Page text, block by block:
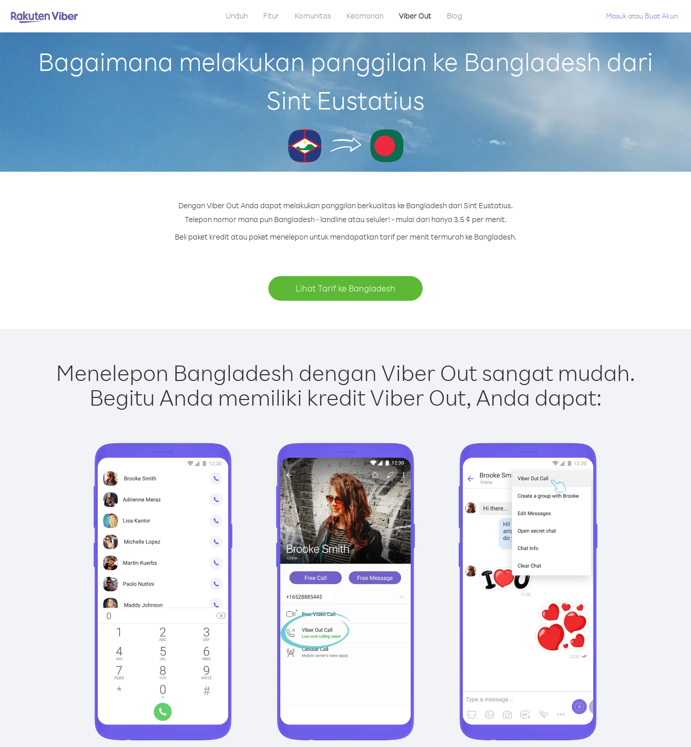
Unduh Fitur Komunitas Keamanan Viber Out Blog Masuk atau Buat Akun
Bagaimana melakukan panggilan ke Bangladesh dari
Sint Eustatius
Dengan Viber Out Anda dapat melakukan panggilan berkualitas ke Bangladesh dari Sint Eustatius.
Telepon nomor mana pun Bangladesh - landline atau seluler! - mulai dari hanya 3.5 ¢ per menit.
Beli paket kredit atau paket menelepon untuk mendapatkan tarif per menit termurah ke Bangladesh.
Lihat Tarif ke Bangladesh
Menelepon Bangladesh dengan Viber Out sangat mudah.
Begitu Anda memiliki kredit Viber Out, Anda dapat: